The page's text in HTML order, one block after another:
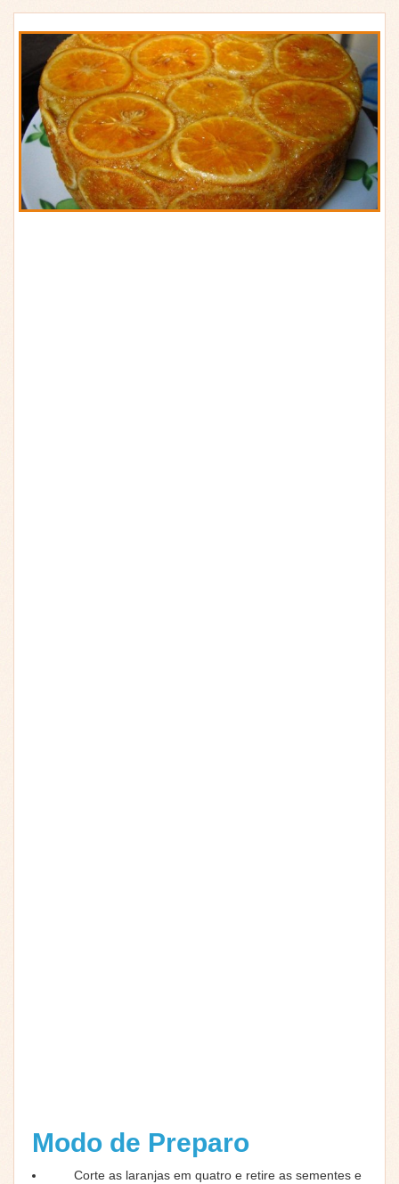
Modo de Preparo
Corte as laranjas em quatro e retire as sementes e